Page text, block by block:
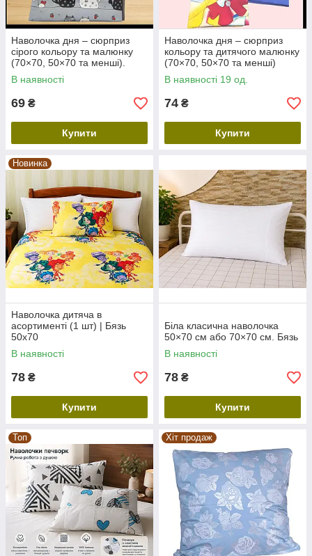
Наволочка дня – сюрприз
сірого кольору та малюнку
(70×70, 50×70 та менші).
В наявності
69 ₴
Купити
Наволочка дня – сюрприз
кольору та дитячого малюнку
(70×70, 50×70 та менші)
В наявності 19 од.
74 ₴
Купити
Новинка
Наволочка дитяча в
асортименті (1 шт) | Бязь
50х70
В наявності
78 ₴
Купити
Біла класична наволочка
50×70 см або 70×70 см. Бязь
В наявності
78 ₴
Купити
Топ Хіт продаж